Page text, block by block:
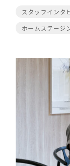
スタッフインタ
ホームステージ